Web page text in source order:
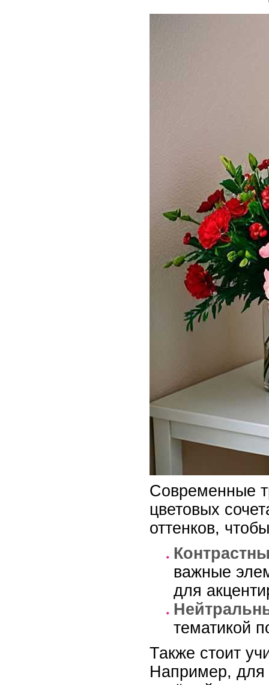
Современные
цветовых
оттенков,
важные
для
тематикой
Также стоит
Например, для